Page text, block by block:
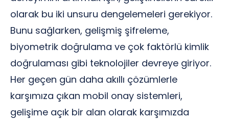
olarak bu iki unsuru dengelemeleri gerekiyor.
Bunu sağlarken, gelişmiş şifreleme,
biyometrik doğrulama ve çok faktörlü kimlik
doğrulaması gibi teknolojiler devreye giriyor.
Her geçen gün daha akıllı çözümlerle
karşımıza çıkan mobil onay sistemleri,
gelişime açık bir alan olarak karşımızda